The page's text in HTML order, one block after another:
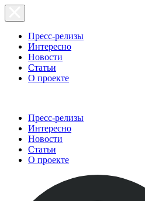
Пресс-релизы
Интересно
Новости
Статьи
О проекте
Пресс-релизы
Интересно
Новости
Статьи
О проекте